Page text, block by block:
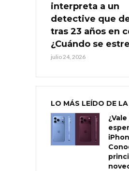
interpreta a un
detective que
tras 23 años en
¿Cuándo se
julio 24, 2026
LO MÁS LEÍDO DE